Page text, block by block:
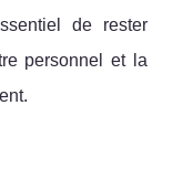
de rester
personnel et la